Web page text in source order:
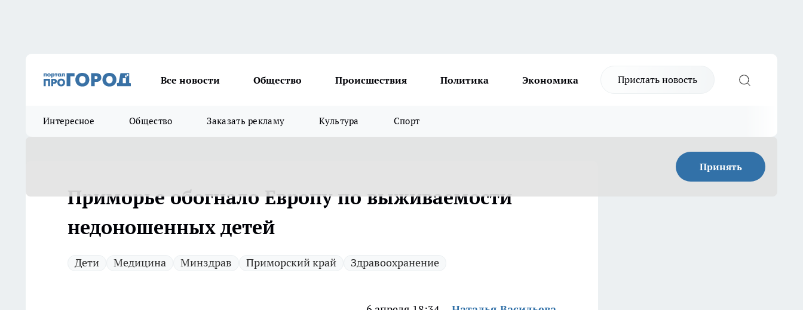
Все новости Общество Происшествия Политика Экономика Прислать новость
Интересное Общество Заказать рекламу Культура Спорт
Принять
Приморье обогнало Европу по выживаемости
недоношенных детей
Дети Медицина Минздрав Приморский край Здравоохранение